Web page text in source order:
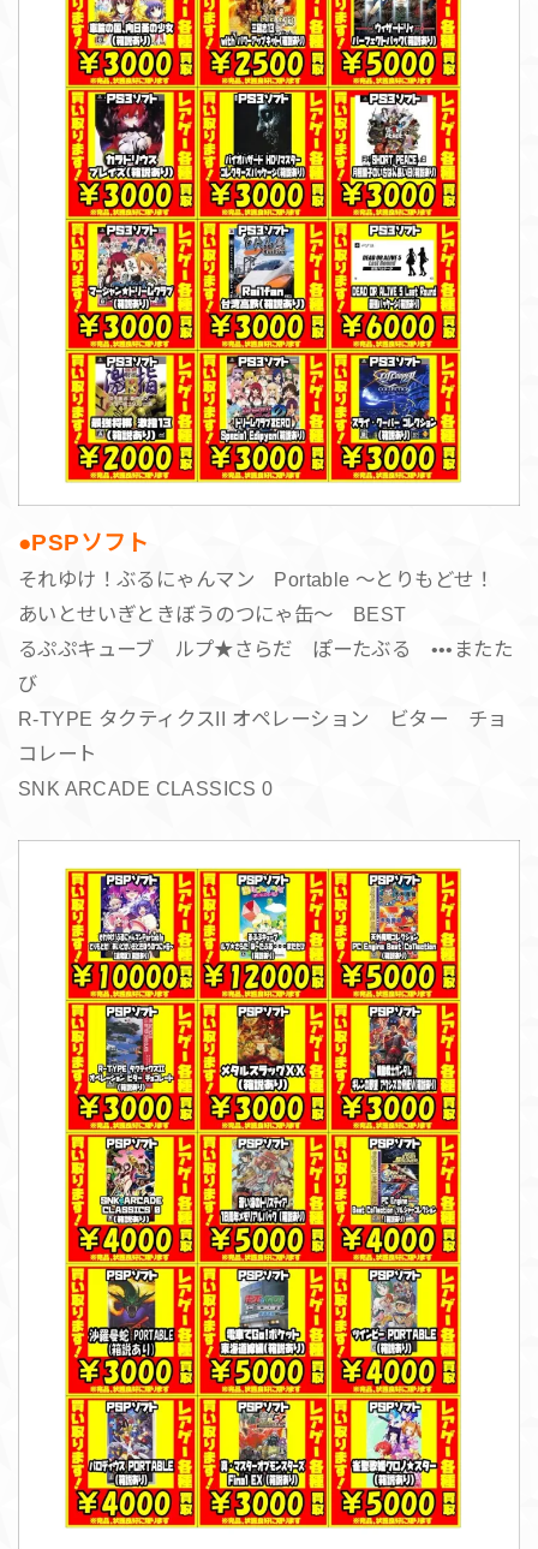
●PSPソフト
それゆけ！ぶるにゃんマン Portable 〜とりもどせ！
あいとせいぎときぼうのつにゃ缶〜 BEST
るぷぷキューブ ルプ★さらだ ぽーたぶる •••またた
び
R-TYPE タクティクスII オペレーション ビター チョ
コレート
SNK ARCADE CLASSICS 0